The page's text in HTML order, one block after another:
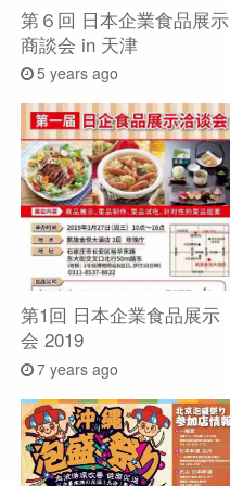
第６回 日本企業食品展示
商談会 in 天津
5 years ago
第1回 日本企業食品展示
会 2019
7 years ago